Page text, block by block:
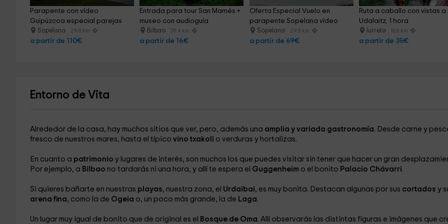
Parapente con vídeo
Guipúzcoa especial parejas
Sopelana 29.8 km
a partir de 110€
Entrada para tour San Mamés +
museo con audioguía
Bilbao 28.4 km
a partir de 16€
Oferta Especial Vuelo en
parapente Sopelana vídeo
Sopelana 29.8 km
a partir de 69€
Ruta a caballo con vistas a
Udalaitz, 1 hora
Iurreta 18.8 km
a partir de 35€
Entorno de Vita
Alrededor de la casa, hay muchos sitios que ver, pero, además una amplia y variada gastronomía. Desde carne y
fresco de nuestros mares, hasta el típico vino txakoli o verduras y hortalizas.
En cuanto a patrimonio y lugares de interés, son muchos los que puedes visitar sin tener que hacer un gran
Por ejemplo, a Bilbao no tardarás ni una hora, y allí te espera el Guggenheim o el bonito Palacio Chávarri.
Si quieres bañarte en nuestras playas, nuestra zona, el Urdaibai, es muy bonita. Destacan algunas por sus cortados y
arena fina, como la de Ogeia o, un poco más grande, la de Laga.
Un lugar muy igual de bonito que de original es el Bosque de Oma. Allí observarás las distintas figuras e imágenes que